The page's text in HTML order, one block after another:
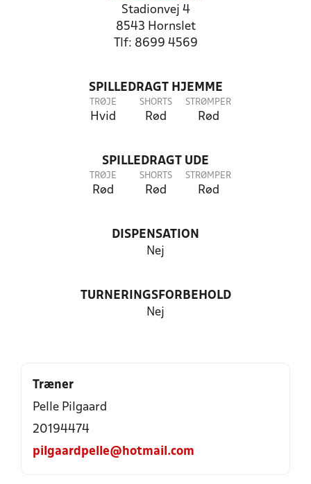
Stadionvej 4
8543 Hornslet
Tlf: 8699 4569
SPILLEDRAGT HJEMME
TRØJE
Hvid
SHORTS
Rød
STRØMPER
Rød
SPILLEDRAGT UDE
TRØJE
Rød
SHORTS
Rød
STRØMPER
Rød
DISPENSATION
Nej
TURNERINGSFORBEHOLD
Nej
Træner
Pelle Pilgaard
20194474
pilgaardpelle@hotmail.com